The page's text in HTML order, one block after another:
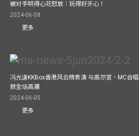
被对手哄得心花怒放：玩得好开心！
2024-06-08
更多
冯允谦KKBox香港风云榜表演 与高尔宣、MC合唱
掀全场高潮
2024-06-05
更多